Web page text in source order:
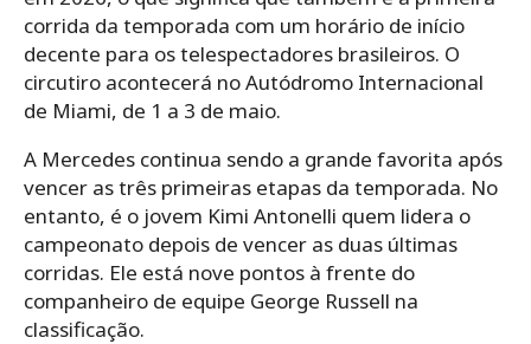
corrida da temporada com um horário de início
decente para os telespectadores brasileiros. O
circutiro acontecerá no Autódromo Internacional
de Miami, de 1 a 3 de maio.
A Mercedes continua sendo a grande favorita após
vencer as três primeiras etapas da temporada. No
entanto, é o jovem Kimi Antonelli quem lidera o
campeonato depois de vencer as duas últimas
corridas. Ele está nove pontos à frente do
companheiro de equipe George Russell na
classificação.